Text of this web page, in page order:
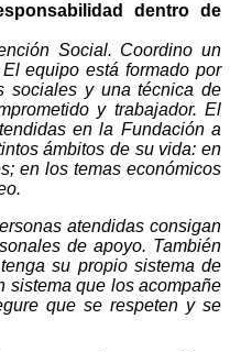
dentro de
Social. Coordino un
equipo está formado por
sociales y una técnica de
y trabajador. El
en la Fundación a
ámbitos de su vida: en
en los temas económicos
atendidas consigan
de apoyo. También
su propio sistema de
sistema que los acompañe
que se respeten y se